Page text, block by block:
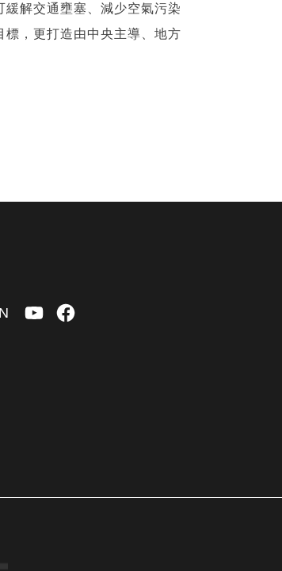
緩解交通壅塞、減少空氣污染
標，更打造由中央主導、地方
YouTubeFacebook